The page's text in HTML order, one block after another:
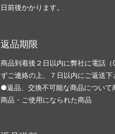
日前後かかります。
返品期限
商品到着後２日以内に弊社に電話
ずご連絡の上、７日以内にご返送下
●返品、交換不可能な商品について
商品・ご使用になられた商品